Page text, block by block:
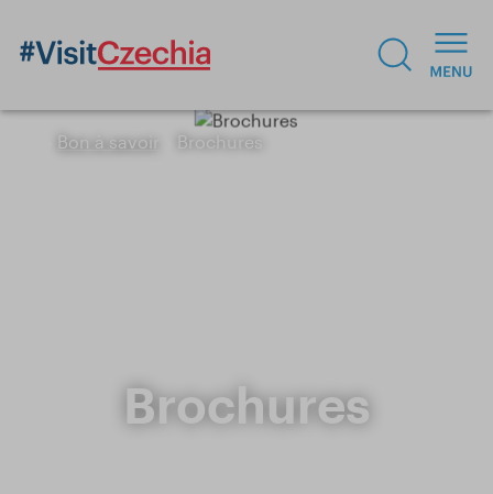
Bon à savoir Brochures
Brochures